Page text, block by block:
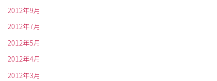
2012年9月
2012年7月
2012年5月
2012年4月
2012年3月